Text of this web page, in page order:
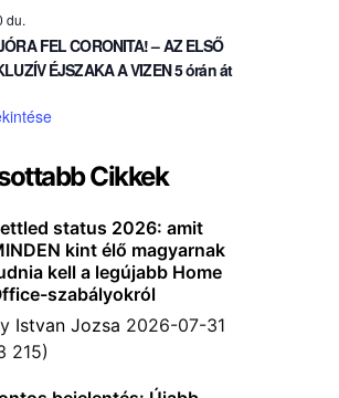
du.
FEL CORONITA! – AZ ELSŐ
ÉJSZAKA A VIZEN 5 órán át
Cikkek
status 2026: amit
kint élő magyarnak
kell a legújabb Home
szabályokról
Istvan Jozsa 2026-07-31
215)